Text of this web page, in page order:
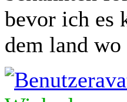
bevor ich es
dem land